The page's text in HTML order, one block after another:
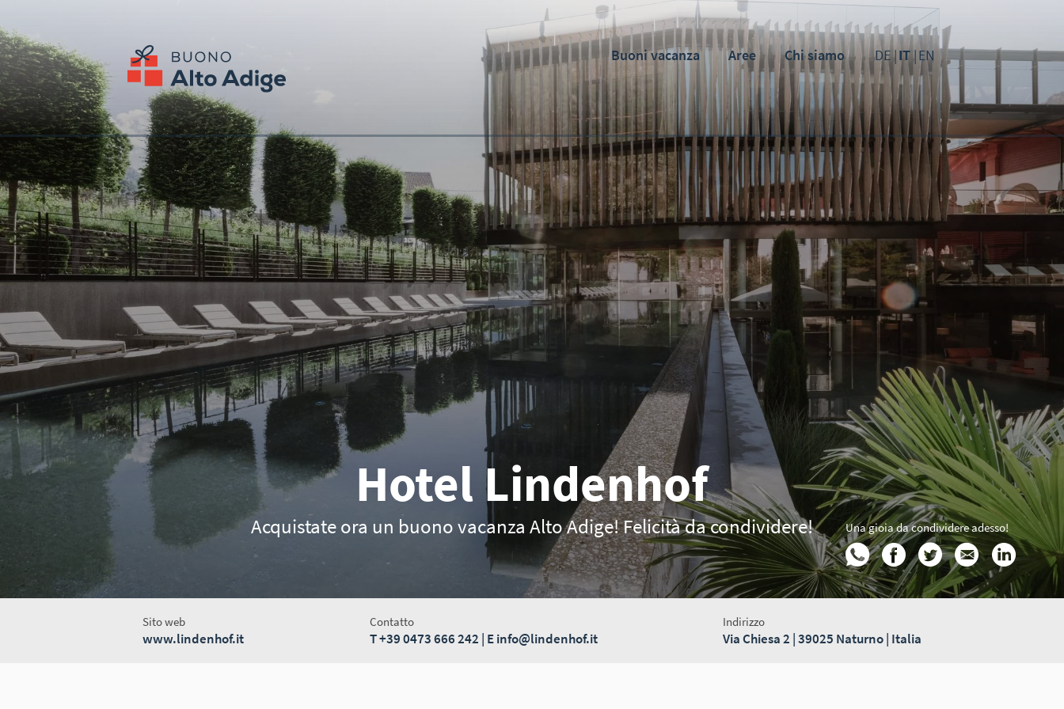
Buoni vacanza Aree Chi siamo DE IT EN
Hotel Lindenhof
Acquistate ora un buono vacanza Alto Adige! Felicità da condividere! Una gioia da condividere adesso!
Sito web
www.lindenhof.it
Contatto
T+39 0473 666 242 | Einfo@lindenhof.it
Indirizzo
Via Chiesa 2 | 39025 Naturno | Italia